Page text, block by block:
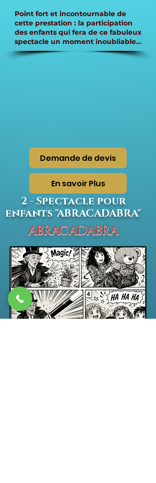
Point fort et incontournable de
cette prestation : la participation
des enfants qui fera de ce fabuleux
spectacle un moment inoubliable…
Demande de devis
En savoir Plus
2 - Spectacle pour
enfants "ABRACADABRA"
ABRACADABRA